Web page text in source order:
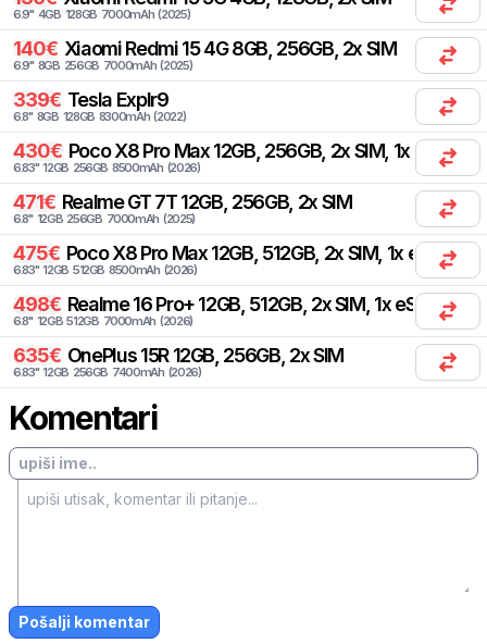
6.9" 4GB 128GB 7000mAh (2025)
140€ Xiaomi Redmi 15 4G 8GB, 256GB, 2x SIM
6.9" 8GB 256GB 7000mAh (2025)
339€ Tesla Explr9
6.8" 8GB 128GB 8300mAh (2022)
430€ Poco X8 Pro Max 12GB, 256GB, 2x SIM, 1x eSIM
6.83" 12GB 256GB 8500mAh (2026)
471€ Realme GT 7T 12GB, 256GB, 2x SIM
6.8" 12GB 256GB 7000mAh (2025)
475€ Poco X8 Pro Max 12GB, 512GB, 2x SIM, 1x eSIM
6.83" 12GB 512GB 8500mAh (2026)
498€ Realme 16 Pro+ 12GB, 512GB, 2x SIM, 1x eSIM
6.8" 12GB 512GB 7000mAh (2026)
635€ OnePlus 15R 12GB, 256GB, 2x SIM
6.83" 12GB 256GB 7400mAh (2026)
Komentari
Pošalji komentar